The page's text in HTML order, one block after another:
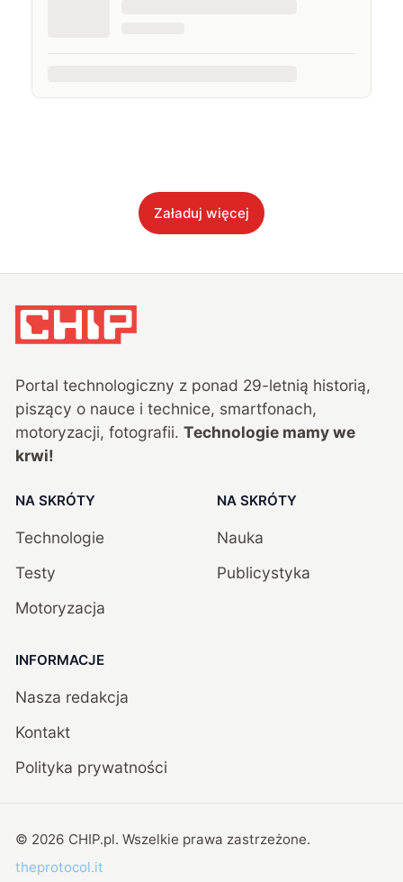
Załaduj więcej
Portal technologiczny z ponad 29-letnią historią,
piszący o nauce i technice, smartfonach,
motoryzacji, fotografii. Technologie mamy we
krwi!
NA SKRÓTY
Technologie
Testy
Motoryzacja
NA SKRÓTY
Nauka
Publicystyka
INFORMACJE
Nasza redakcja
Kontakt
Polityka prywatności
© 2026 CHIP.pl. Wszelkie prawa zastrzeżone.
theprotocol.it